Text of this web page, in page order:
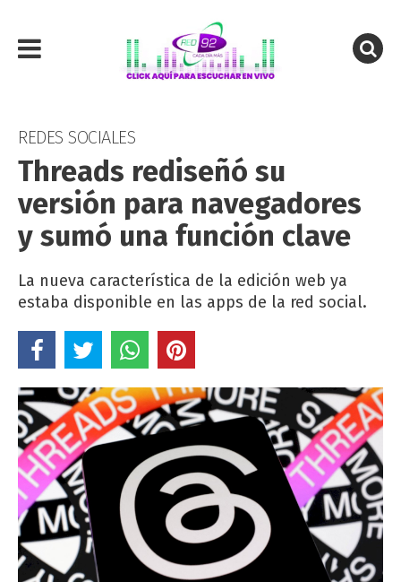
REDES SOCIALES
Threads rediseñó su
versión para navegadores
y sumó una función clave
La nueva característica de la edición web ya
estaba disponible en las apps de la red social.